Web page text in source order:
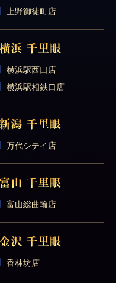
上野御徒町店
横浜駅西口店
横浜駅相鉄口店
万代シテイ店
富山総曲輪店
香林坊店